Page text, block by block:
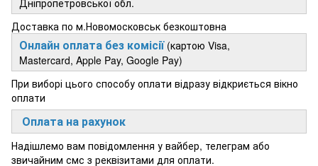
Доставка по м.Новомосковськ безкоштовна
Онлайн оплата без комісії(картою Visa,
Mastercard, Apple Pay, Google Pay)
При виборі цього способу оплати відразу відкриється вікно
оплати
Оплата на рахунок
Надішлемо вам повідомлення у вайбер, телеграм або
звичайним смс з реквізитами для оплати.